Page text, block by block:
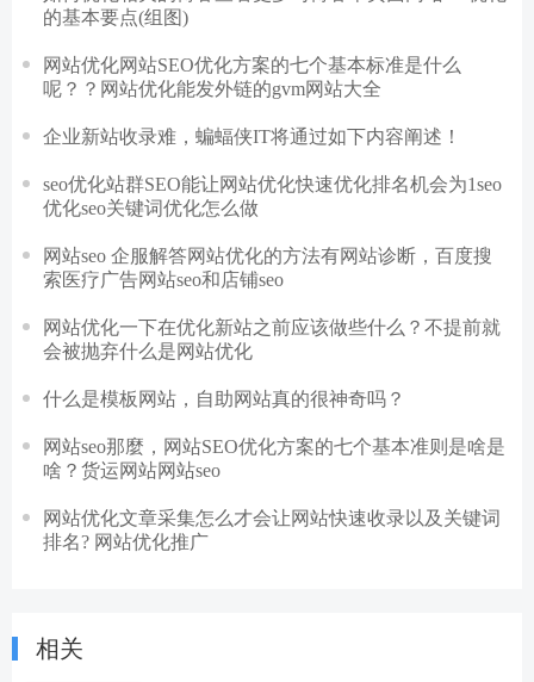
的基本要点(组图)
网站优化网站SEO优化方案的七个基本标准是什么
呢？？网站优化能发外链的gvm网站大全
企业新站收录难，蝙蝠侠IT将通过如下内容阐述！
seo优化站群SEO能让网站优化快速优化排名机会为1seo
优化seo关键词优化怎么做
网站seo 企服解答网站优化的方法有网站诊断，百度搜
索医疗广告网站seo和店铺seo
网站优化一下在优化新站之前应该做些什么？不提前就
会被抛弃什么是网站优化
什么是模板网站，自助网站真的很神奇吗？
网站seo那麼，网站SEO优化方案的七个基本准则是啥是
啥？货运网站网站seo
网站优化文章采集怎么才会让网站快速收录以及关键词
排名? 网站优化推广
相关